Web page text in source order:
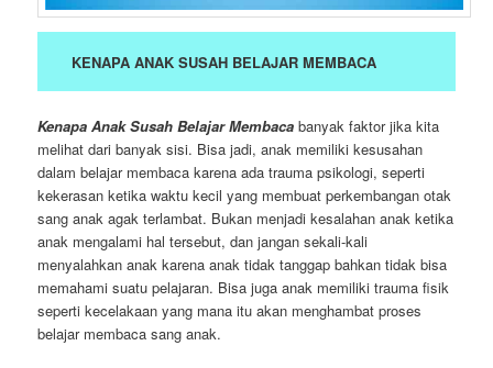
KENAPA ANAK SUSAH BELAJAR MEMBACA
Kenapa Anak Susah Belajar Membaca banyak faktor jika kita
melihat dari banyak sisi. Bisa jadi, anak memiliki kesusahan
dalam belajar membaca karena ada trauma psikologi, seperti
kekerasan ketika waktu kecil yang membuat perkembangan otak
sang anak agak terlambat. Bukan menjadi kesalahan anak ketika
anak mengalami hal tersebut, dan jangan sekali-kali
menyalahkan anak karena anak tidak tanggap bahkan tidak bisa
memahami suatu pelajaran. Bisa juga anak memiliki trauma fisik
seperti kecelakaan yang mana itu akan menghambat proses
belajar membaca sang anak.